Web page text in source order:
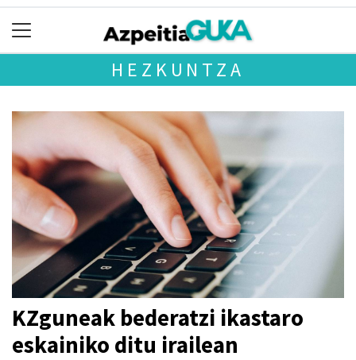
HEZKUNTZA
KZguneak bederatzi ikastaro
eskainiko ditu irailean